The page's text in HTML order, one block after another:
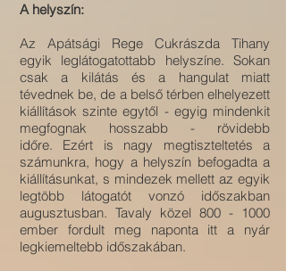
A helyszín:
Az Apátsági Rege Cukrászda Tihany
egyik leglátogatottabb helyszíne. Sokan
csak a kilátás és a hangulat miatt
tévednek be, de a belső térben elhelyezett
kiállítások szinte egytől - egyig mindenkit
megfognak hosszabb - rövidebb
időre. Ezért is nagy megtiszteltetés a
számunkra, hogy a helyszín befogadta a
kiállításunkat, s mindezek mellett az egyik
legtöbb látogatót vonzó időszakban
augusztusban. Tavaly közel 800 - 1000
ember fordult meg naponta itt a nyár
legkiemeltebb időszakában.